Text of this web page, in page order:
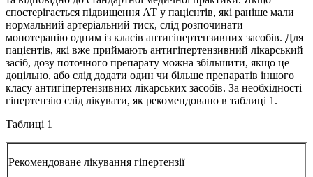
спостерігається підвищення АТ у пацієнтів, які раніше мали
нормальний артеріальний тиск, слід розпочинати
монотерапію одним із класів антигіпертензивних засобів. Для
пацієнтів, які вже приймають антигіпертензивний лікарський
засіб, дозу поточного препарату можна збільшити, якщо це
доцільно, або слід додати один чи більше препаратів іншого
класу антигіпертензивних лікарських засобів. За необхідності
гіпертензію слід лікувати, як рекомендовано в таблиці 1.
Таблиці 1
Рекомендоване лікування гіпертензії